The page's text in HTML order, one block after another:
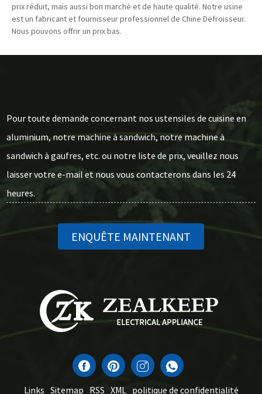
prix réduit, mais aussi bon marché et de haute qualité. Notre usine
est un fabricant et fournisseur professionnel de Chine Défroisseur.
Nous pouvons offrir un prix bas.
Pour toute demande concernant nos ustensiles de cuisine en
aluminium, notre machine à sandwich, notre machine à
sandwich à gaufres, etc. ou notre liste de prix, veuillez nous
laisser votre e-mail et nous vous contacterons dans les 24
heures.
ENQUÊTE MAINTENANT
Links Sitemap RSS XML politique de confidentialité